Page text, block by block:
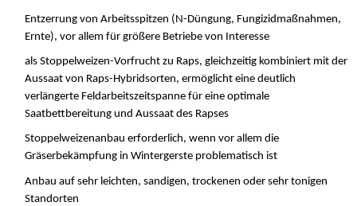
Entzerrung von Arbeitsspitzen (N-Düngung, Fungizidmaßnahmen,
Ernte), vor allem für größere Betriebe von Interesse
als Stoppelweizen-Vorfrucht zu Raps, gleichzeitig kombiniert mit der
Aussaat von Raps-Hybridsorten, ermöglicht eine deutlich
verlängerte Feldarbeitszeitspanne für eine optimale
Saatbettbereitung und Aussaat des Rapses
Stoppelweizenanbau erforderlich, wenn vor allem die
Gräserbekämpfung in Wintergerste problematisch ist
Anbau auf sehr leichten, sandigen, trockenen oder sehr tonigen
Standorten